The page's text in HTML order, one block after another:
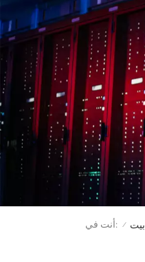
أنت في: / بيت